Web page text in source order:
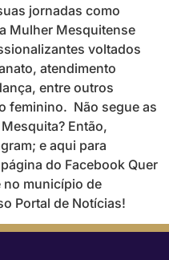
jornadas como
Mulher Mesquitense
voltados
atendimento
entre outros
feminino. Não segue as
Então,
e aqui para
do Facebook Quer
no município de
Portal de Notícias!